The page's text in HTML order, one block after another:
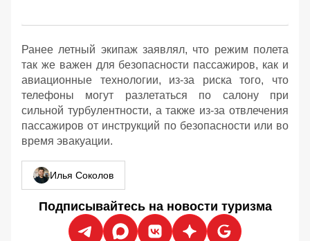
Ранее летный экипаж заявлял, что режим полета
так же важен для безопасности пассажиров, как и
авиационные технологии, из-за риска того, что
телефоны могут разлетаться по салону при
сильной турбулентности, а также из-за отвлечения
пассажиров от инструкций по безопасности или во
время эвакуации.
Илья Соколов
Подписывайтесь на новости туризма